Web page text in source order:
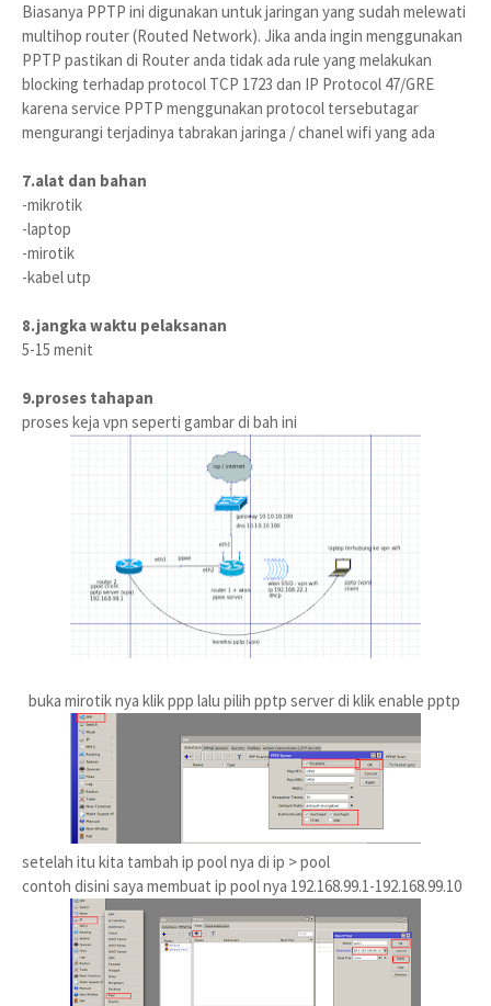
Biasanya PPTP ini digunakan untuk jaringan yang sudah melewati
multihop router (Routed Network). Jika anda ingin menggunakan
PPTP pastikan di Router anda tidak ada rule yang melakukan
blocking terhadap protocol TCP 1723 dan IP Protocol 47/GRE
karena service PPTP menggunakan protocol tersebutagar
mengurangi terjadinya tabrakan jaringa / chanel wifi yang ada
7.alat dan bahan
-mikrotik
-laptop
-mirotik
-kabel utp
8.jangka waktu pelaksanan
5-15 menit
9.proses tahapan
proses keja vpn seperti gambar di bah ini
buka mirotik nya klik ppp lalu pilih pptp server di klik enable pptp
setelah itu kita tambah ip pool nya di ip > pool
contoh disini saya membuat ip pool nya 192.168.99.1-192.168.99.10